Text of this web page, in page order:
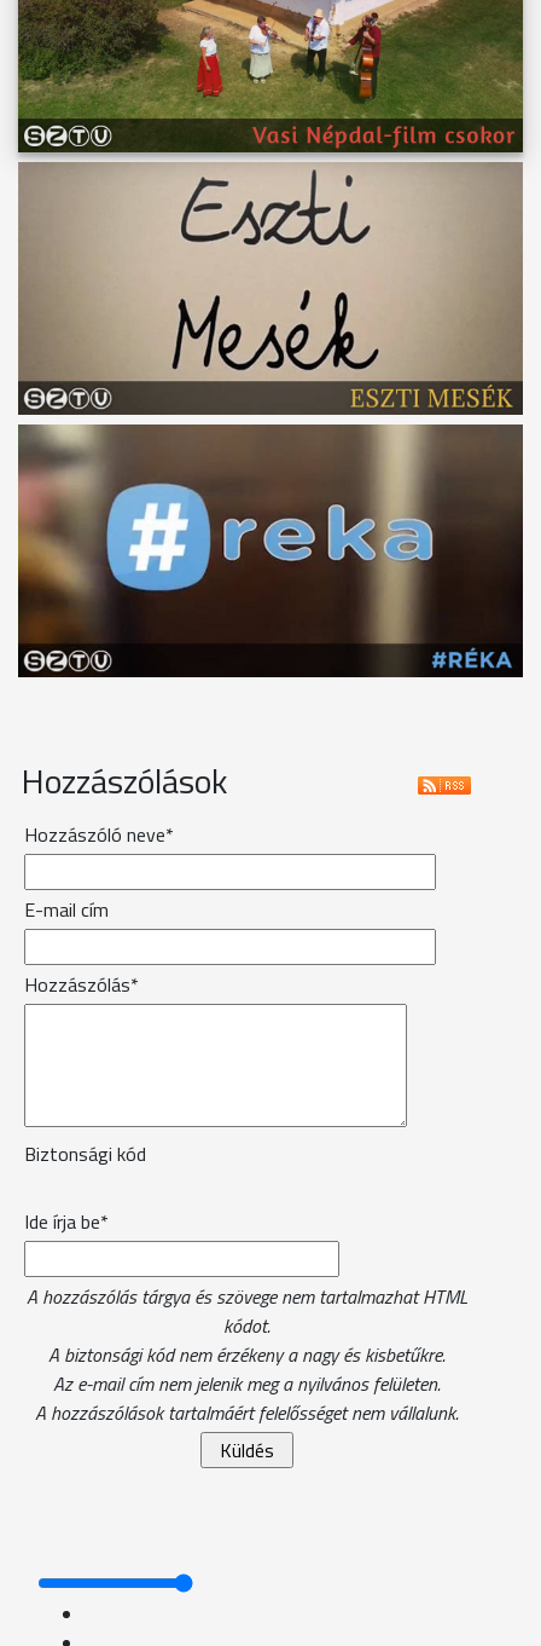
Hozzászólások
Hozzászóló neve*
E-mail cím
Hozzászólás*
Biztonsági kód
Ide írja be*
A hozzászólás tárgya és szövege nem tartalmazhat HTML
kódot.
A biztonsági kód nem érzékeny a nagy és kisbetűkre.
Az e-mail cím nem jelenik meg a nyilvános felületen.
A hozzászólások tartalmáért felelősséget nem vállalunk.